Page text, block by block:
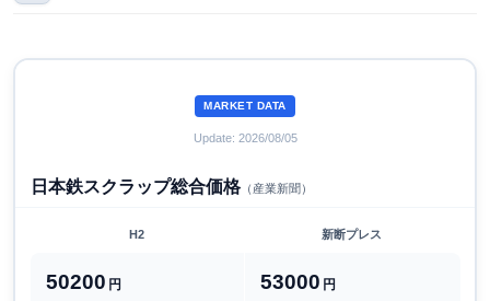
MARKET DATA
Update: 2026/08/05
日本鉄スクラップ総合価格（産業新聞）
H2 新断プレス
50200 円 53000 円